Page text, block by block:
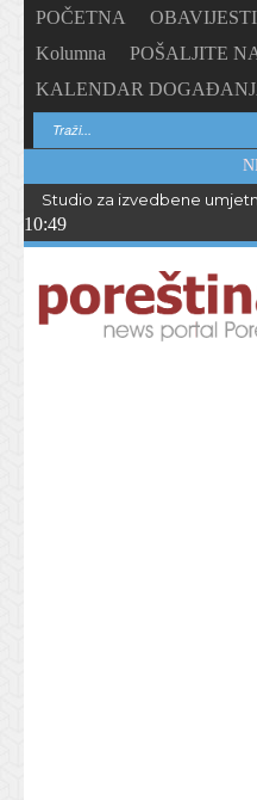
POČETNA OBAVIJESTI
Kolumna
POŠALJITE
KALENDAR
Studio za izvedbene
10:49